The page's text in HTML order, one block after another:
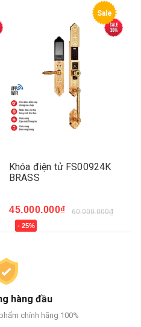
Sale
Khóa điện tử FS00924K
BRASS
45.000.000₫ 60.000.000₫
- 25%
hàng đầu
chính hãng 100%